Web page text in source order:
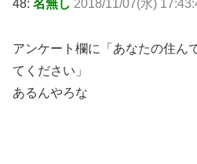
48: 名無し 2018/11/07(水)
アンケート欄に「あなたの住ん
てください」
あるんやろな